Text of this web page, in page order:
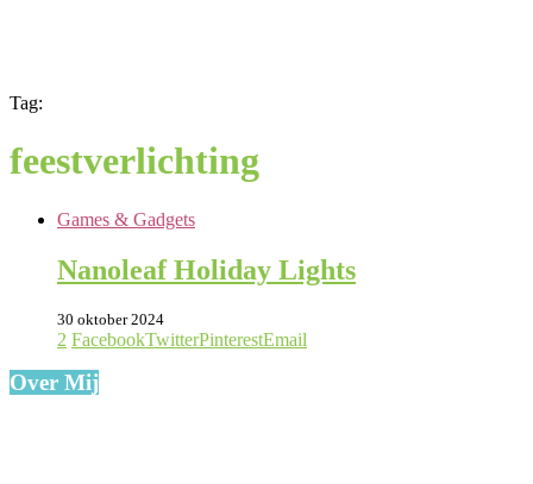
Tag:
feestverlichting
Games & Gadgets
Nanoleaf Holiday Lights
30 oktober 2024
2 FacebookTwitterPinterestEmail
Over Mij